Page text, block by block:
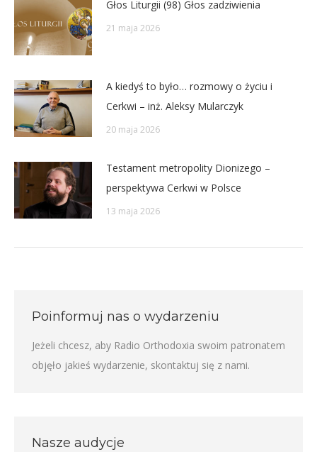
Głos Liturgii (98) Głos zadziwienia
21 maja 2026
A kiedyś to było… rozmowy o życiu i
Cerkwi – inż. Aleksy Mularczyk
20 maja 2026
Testament metropolity Dionizego –
perspektywa Cerkwi w Polsce
13 maja 2026
Poinformuj nas o wydarzeniu
Jeżeli chcesz, aby Radio Orthodoxia swoim patronatem
objęło jakieś wydarzenie, skontaktuj się z nami.
Nasze audycje